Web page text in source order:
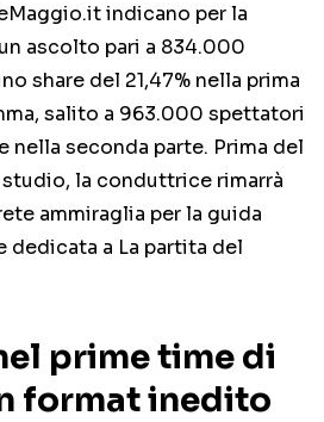
indicano per la
ascolto pari a 834.000
share del 21,47% nella prima
salito a 963.000 spettatori
nella seconda parte. Prima del
la conduttrice rimarrà
ammiraglia per la guida
dedicata a La partita del
prime time di
format inedito